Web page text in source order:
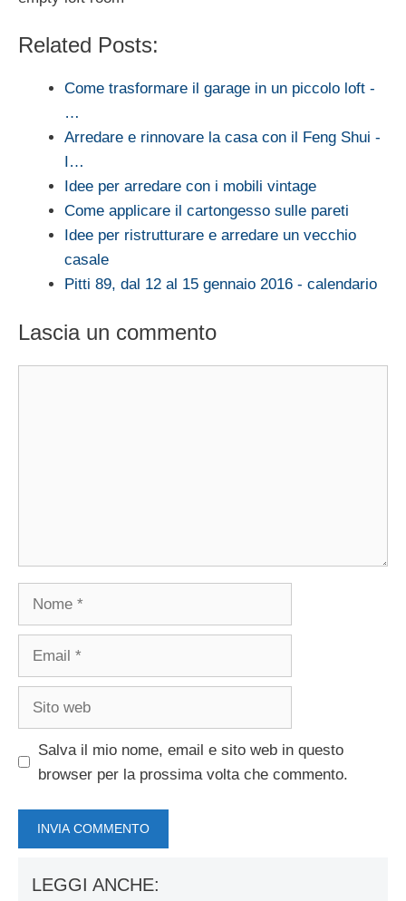
Related Posts:
Come trasformare il garage in un piccolo loft -
…
Arredare e rinnovare la casa con il Feng Shui -
I…
Idee per arredare con i mobili vintage
Come applicare il cartongesso sulle pareti
Idee per ristrutturare e arredare un vecchio
casale
Pitti 89, dal 12 al 15 gennaio 2016 - calendario
Lascia un commento
Salva il mio nome, email e sito web in questo
browser per la prossima volta che commento.
LEGGI ANCHE: